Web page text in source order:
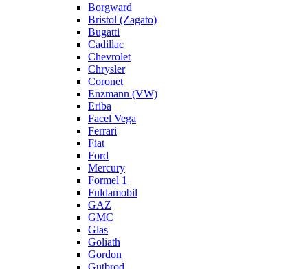
Borgward
Bristol (Zagato)
Bugatti
Cadillac
Chevrolet
Chrysler
Coronet
Enzmann (VW)
Eriba
Facel Vega
Ferrari
Fiat
Ford
Mercury
Formel 1
Fuldamobil
GAZ
GMC
Glas
Goliath
Gordon
Gutbrod